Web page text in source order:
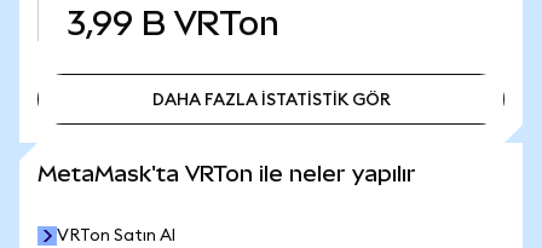
3,99 B VRTon
DAHA FAZLA İSTATİSTİK GÖR
MetaMask'ta VRTon ile neler yapılır
VRTon Satın Al